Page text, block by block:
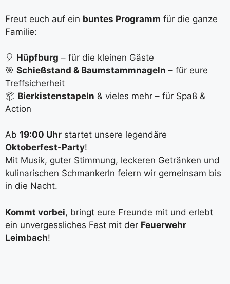
Freut euch auf ein buntes Programm für die ganze
Familie:
🎈 Hüpfburg – für die kleinen Gäste
🎯 Schießstand & Baumstammnageln – für eure
Treffsicherheit
📦 Bierkistenstapeln & vieles mehr – für Spaß &
Action
Ab 19:00 Uhr startet unsere legendäre
Oktoberfest-Party!
Mit Musik, guter Stimmung, leckeren Getränken und
kulinarischen Schmankerln feiern wir gemeinsam bis
in die Nacht.
Kommt vorbei, bringt eure Freunde mit und erlebt
ein unvergessliches Fest mit der Feuerwehr
Leimbach!